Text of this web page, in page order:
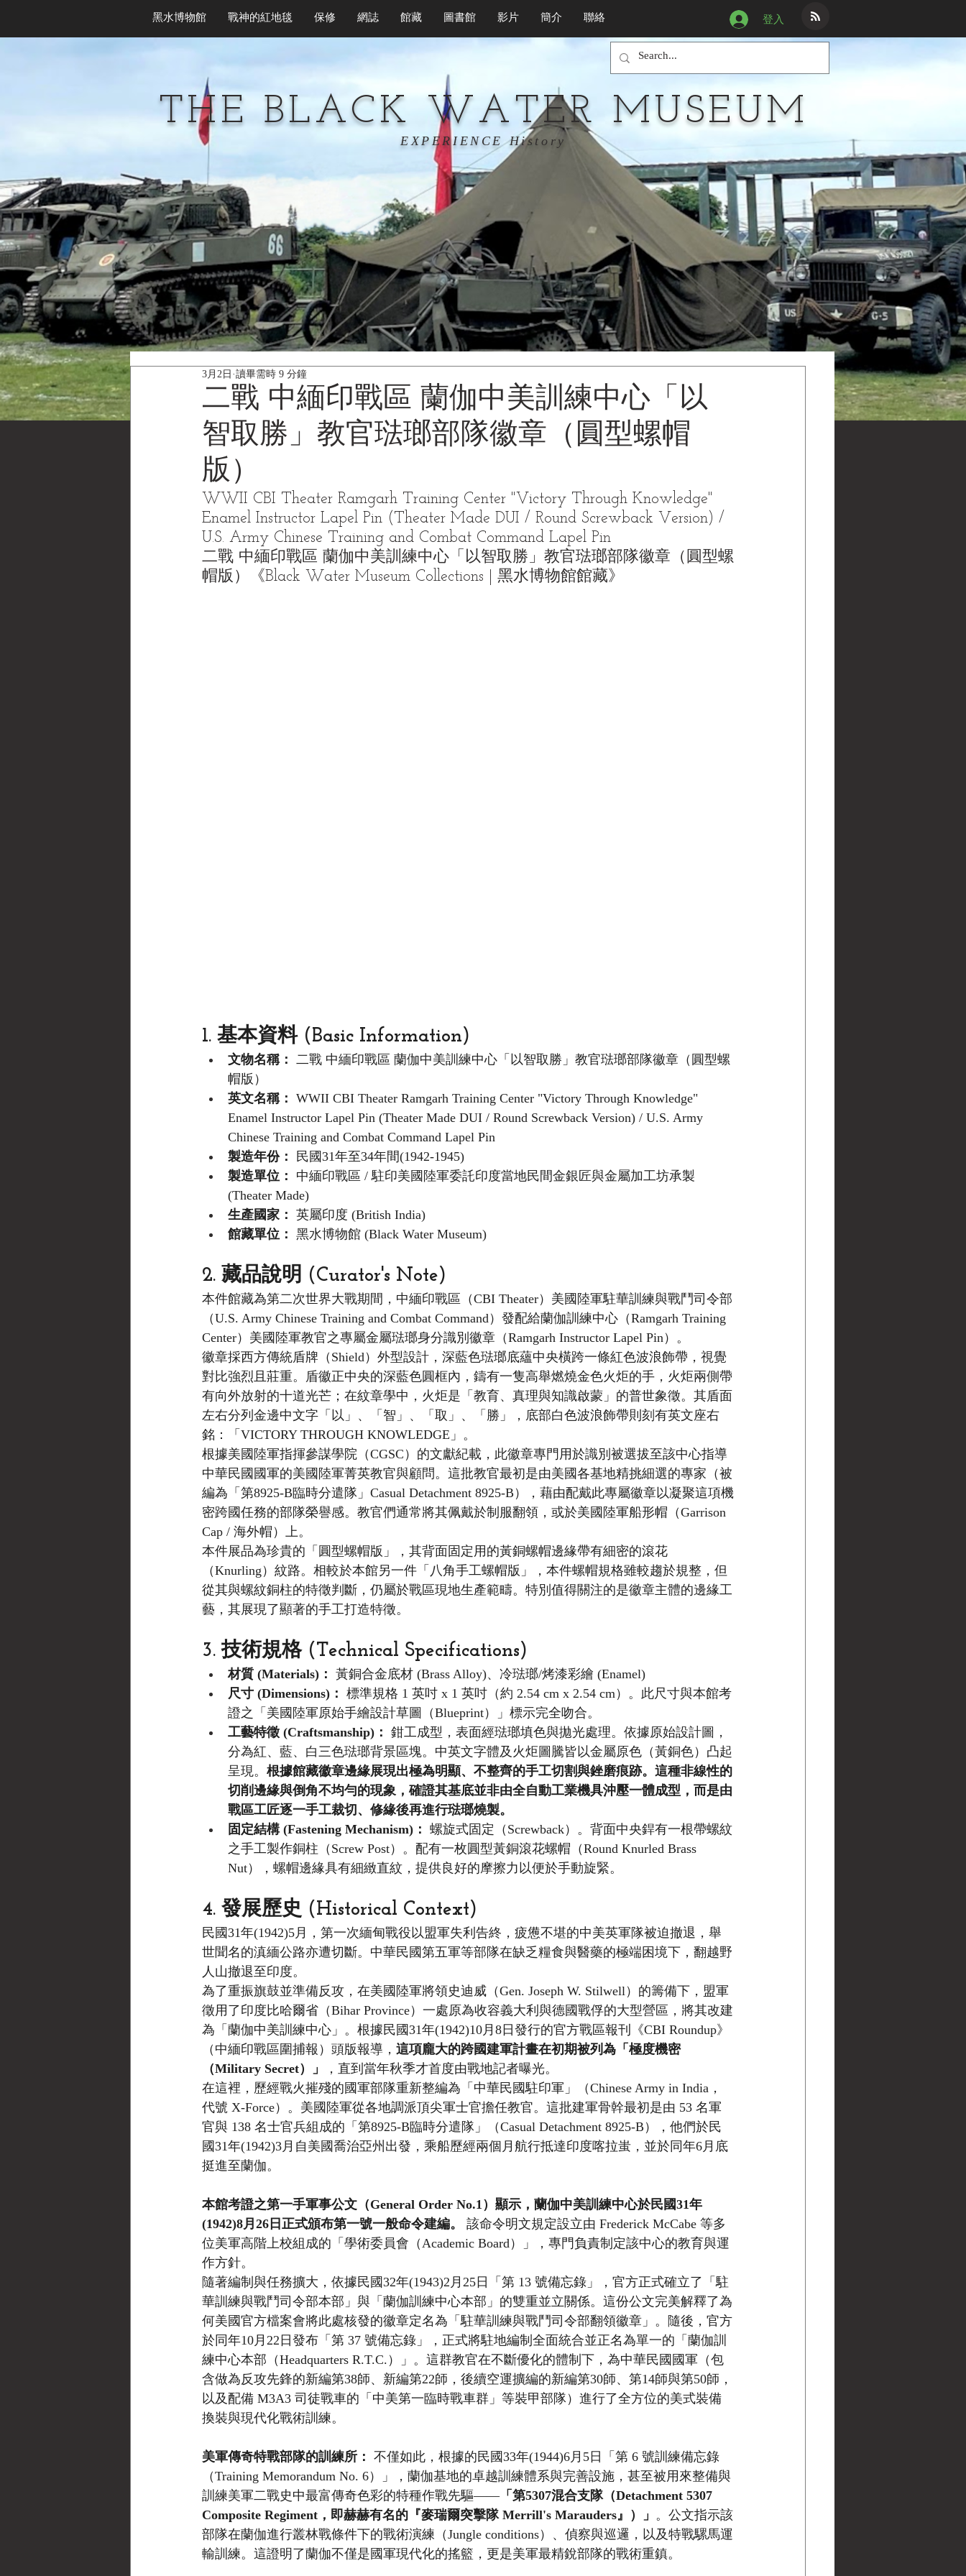
黑水博物館 戰神的紅地毯 保修 網誌 館藏 圖書館 影片 簡介 聯絡 登入
THE BLACK WATER MUSEUM
EXPERIENCE History
二戰 中緬印戰區 蘭伽中美訓練中心「以
智取勝」教官琺瑯部隊徽章（圓型螺帽
版）
3月2日 讀畢需時 9 分鐘
WWII CBI Theater Ramgarh Training Center "Victory Through Knowledge"
Enamel Instructor Lapel Pin (Theater Made DUI / Round Screwback Version) /
U.S. Army Chinese Training and Combat Command Lapel Pin
二戰 中緬印戰區 蘭伽中美訓練中心「以智取勝」教官琺瑯部隊徽章（圓型螺
帽版）
《Black Water Museum Collections | 黑水博物館館藏》
1. 基本資料 (Basic Information)
文物名稱：
二戰 中緬印戰區 蘭伽中美訓練中心「以智取勝」教官琺瑯部隊徽章（圓型螺
帽版）
英文名稱： WWII CBI Theater Ramgarh Training Center "Victory Through Knowledge"
Enamel Instructor Lapel Pin (Theater Made DUI / Round Screwback Version) / U.S. Army
Chinese Training and Combat Command Lapel Pin
製造年份：
民國31年至34年間(1942-1945)
製造單位：
中緬印戰區 / 駐印美國陸軍委託印度當地民間金銀匠與金屬加工坊承製
(Theater Made)
生產國家： 英屬印度 (British India)
館藏單位： 黑水博物館 (Black Water Museum)
2. 藏品說明 (Curator's Note)
本件館藏為第二次世界大戰期間，中緬印戰區（CBI Theater）美國陸軍駐華訓練與戰鬥司令部
（U.S. Army Chinese Training and Combat Command）發配給蘭伽訓練中心（Ramgarh Training
Center）美國陸軍教官之專屬金屬琺瑯身分識別徽章（Ramgarh Instructor Lapel Pin）。
徽章採西方傳統盾牌（Shield）外型設計，深藍色琺瑯底蘊中央橫跨一條紅色波浪飾帶，視覺
對比強烈且莊重。盾徽正中央的深藍色圓框內，鑄有一隻高舉燃燒金色火炬的手，火炬兩側帶
有向外放射的十道光芒；在紋章學中，火炬是「教育、真理與知識啟蒙」的普世象徵。其盾面
左右分列金邊中文字「以」、「智」、「取」、「勝」，底部白色波浪飾帶則刻有英文座右
銘：「VICTORY THROUGH KNOWLEDGE」。
根據美國陸軍指揮參謀學院（CGSC）的文獻紀載，此徽章專門用於識別被選拔至該中心指導
中華民國國軍的美國陸軍菁英教官與顧問。這批教官最初是由美國各基地精挑細選的專家（被
編為「第8925-B臨時分遣隊」Casual Detachment 8925-B），藉由配戴此專屬徽章以凝聚這項機
密跨國任務的部隊榮譽感。教官們通常將其佩戴於制服翻領，或於美國陸軍船形帽（Garrison
Cap / 海外帽）上。
本件展品為珍貴的「圓型螺帽版」，其背面固定用的黃銅螺帽邊緣帶有細密的滾花
（Knurling）紋路。相較於本館另一件「八角手工螺帽版」，本件螺帽規格雖較趨於規整，但
從其與螺紋銅柱的特徵判斷，仍屬於戰區現地生產範疇。特別值得關注的是徽章主體的邊緣工
藝，其展現了顯著的手工打造特徵。
3. 技術規格 (Technical Specifications)
材質 (Materials)： 黃銅合金底材 (Brass Alloy)、冷琺瑯/烤漆彩繪 (Enamel)
尺寸 (Dimensions)： 標準規格 1 英吋 x 1 英吋（約 2.54 cm x 2.54 cm）。此尺寸與本館考
證之「美國陸軍原始手繪設計草圖（Blueprint）」標示完全吻合。
工藝特徵 (Craftsmanship)： 鉗工成型，表面經琺瑯填色與拋光處理。依據原始設計圖，
分為紅、藍、白三色琺瑯背景區塊。中英文字體及火炬圖騰皆以金屬原色（黃銅色）凸起
呈現。 根據館藏徽章邊緣展現出極為明顯、不整齊的手工切割與銼磨痕跡。這種非線性的
切削邊緣與倒角不均勻的現象，確證其基底並非由全自動工業機具沖壓一體成型，而是由
戰區工匠逐一手工裁切、修緣後再進行琺瑯燒製。
固定結構 (Fastening Mechanism)： 螺旋式固定（Screwback）。背面中央銲有一根帶螺紋
之手工製作銅柱（Screw Post）。配有一枚圓型黃銅滾花螺帽（Round Knurled Brass
Nut），螺帽邊緣具有細緻直紋，提供良好的摩擦力以便於手動旋緊。
4. 發展歷史 (Historical Context)
民國31年(1942)5月，第一次緬甸戰役以盟軍失利告終，疲憊不堪的中美英軍隊被迫撤退，舉
世聞名的滇緬公路亦遭切斷。中華民國第五軍等部隊在缺乏糧食與醫藥的極端困境下，翻越野
人山撤退至印度。
為了重振旗鼓並準備反攻，在美國陸軍將領史迪威（Gen. Joseph W. Stilwell）的籌備下，盟軍
徵用了印度比哈爾省（Bihar Province）一處原為收容義大利與德國戰俘的大型營區，將其改建
為「蘭伽中美訓練中心」。根據民國31年(1942)10月8日發行的官方戰區報刊《CBI Roundup》
（中緬印戰區圍捕報）頭版報導， 這項龐大的跨國建軍計畫在初期被列為「極度機密
（Military Secret）」
，直到當年秋季才首度由戰地記者曝光。
在這裡，歷經戰火摧殘的國軍部隊重新整編為「中華民國駐印軍」（Chinese Army in India，
代號 X-Force）。美國陸軍從各地調派頂尖軍士官擔任教官。這批建軍骨幹最初是由 53 名軍
官與 138 名士官兵組成的「第8925-B臨時分遣隊」（Casual Detachment 8925-B），他們於民
國31年(1942)3月自美國喬治亞州出發，乘船歷經兩個月航行抵達印度喀拉蚩，並於同年6月底
挺進至蘭伽。
本館考證之第一手軍事公文（General Order No.1）顯示，蘭伽中美訓練中心於民國31年
(1942)8月26日正式頒布第一號一般命令建編。
該命令明文規定設立由 Frederick McCabe 等多
位美軍高階上校組成的「學術委員會（Academic Board）」，專門負責制定該中心的教育與運
作方針。
隨著編制與任務擴大，依據民國32年(1943)2月25日「第 13 號備忘錄」，官方正式確立了「駐
華訓練與戰鬥司令部本部」與「蘭伽訓練中心本部」的雙重並立關係。這份公文完美解釋了為
何美國官方檔案會將此處核發的徽章定名為「駐華訓練與戰鬥司令部翻領徽章」。隨後，官方
於同年10月22日發布「第 37 號備忘錄」，正式將駐地編制全面統合並正名為單一的「蘭伽訓
練中心本部（Headquarters R.T.C.）」。這群教官在不斷優化的體制下，為中華民國國軍（包
含做為反攻先鋒的新編第38師、新編第22師，後續空運擴編的新編第30師、第14師與第50師，
以及配備 M3A3 司徒戰車的「中美第一臨時戰車群」等裝甲部隊）進行了全方位的美式裝備
換裝與現代化戰術訓練。
美軍傳奇特戰部隊的訓練所： 不僅如此，根據的民國33年(1944)6月5日「第 6 號訓練備忘錄
（Training Memorandum No. 6）」，蘭伽基地的卓越訓練體系與完善設施，甚至被用來整備與
訓練美軍二戰史中最富傳奇色彩的特種作戰先驅——「第5307混合支隊（Detachment 5307
Composite Regiment，即赫赫有名的『麥瑞爾突擊隊 Merrill's Marauders』）」 。公文指示該
部隊在蘭伽進行叢林戰條件下的戰術演練（Jungle conditions）、偵察與巡邏，以及特戰騾馬運
輸訓練。這證明了蘭伽不僅是國軍現代化的搖籃，更是美軍最精銳部隊的戰術重鎮。